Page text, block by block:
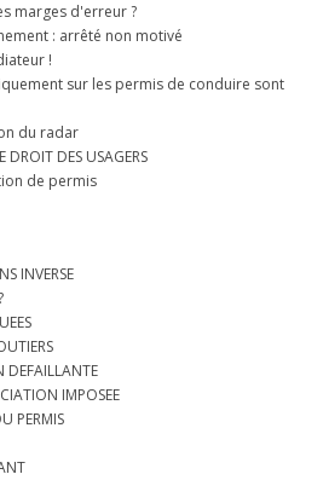
marges d'erreur ?
: arrêté non motivé
!
sur les permis de conduire sont
du radar
DROIT DES USAGERS
de permis
INVERSE
DEFAILLANTE
IMPOSEE
PERMIS